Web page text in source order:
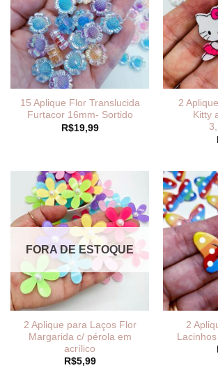
15 Aplique Flor Translucida
Furtacor 16mm- Sortido
R$19,99
2
Kitty
FORA DE ESTOQUE
2 Aplique para Laços Flor
Margarida c/ pérola em
acrílico
R$5,99
2